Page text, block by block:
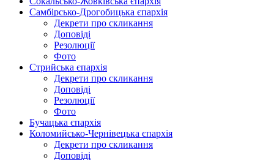
Самбірсько-Дрогобицька єпархія
Декрети про скликання
Доповіді
Резолюції
Фото
Стрийська єпархія
Декрети про скликання
Доповіді
Резолюції
Фото
Бучацька єпархія
Коломийсько-Чернівецька єпархія
Декрети про скликання
Доповіді